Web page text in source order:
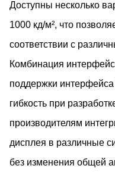
Доступны несколько
1000 кд/м², что
соответствии с
Комбинация
поддержки
гибкость при
производителям
дисплея в различные
без изменения общей